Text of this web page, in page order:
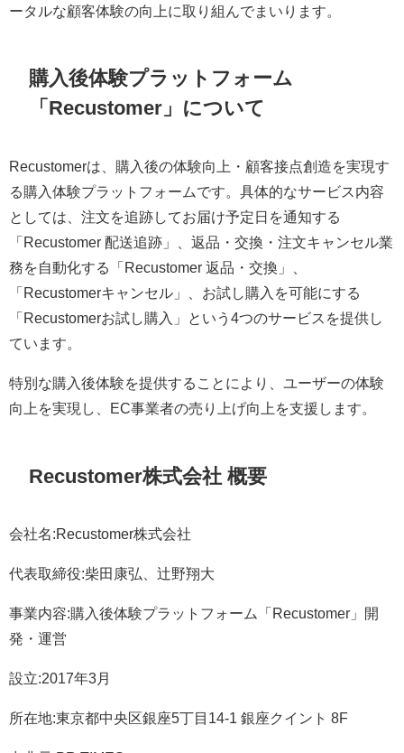
ータルな顧客体験の向上に取り組んでまいります。
購入後体験プラットフォーム
「Recustomer」について
Recustomerは、購入後の体験向上・顧客接点創造を実現す
る購入体験プラットフォームです。具体的なサービス内容
としては、注文を追跡してお届け予定日を通知する
「Recustomer 配送追跡」、返品・交換・注文キャンセル業
務を自動化する「Recustomer 返品・交換」、
「Recustomerキャンセル」、お試し購入を可能にする
「Recustomerお試し購入」という4つのサービスを提供し
ています。
特別な購入後体験を提供することにより、ユーザーの体験
向上を実現し、EC事業者の売り上げ向上を支援します。
Recustomer株式会社 概要
会社名:Recustomer株式会社
代表取締役:柴田康弘、辻野翔大
事業内容:購入後体験プラットフォーム「Recustomer」開
発・運営
設立:2017年3月
所在地:東京都中央区銀座5丁目14-1 銀座クイント 8F